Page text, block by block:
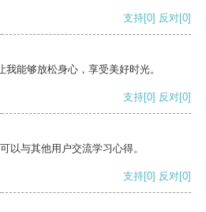
支持[0] 反对[0]
能够放松身心，享受美好时光。
支持[0] 反对[0]
以与其他用户交流学习心得。
支持[0] 反对[0]